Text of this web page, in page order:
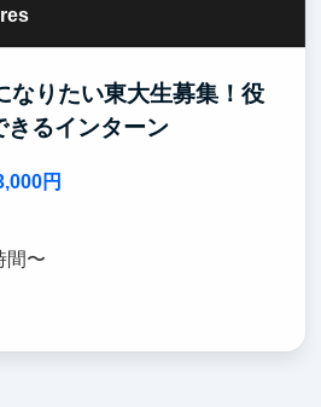
なりたい東大生募集！役
きるインターン
円
間〜